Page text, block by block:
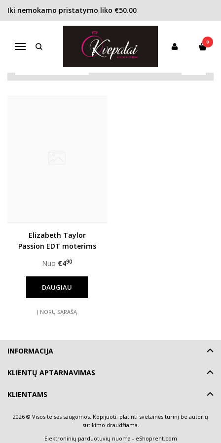
Iki nemokamo pristatymo liko €50.00
Navigacija
0
ELIZABETH TAYLOR
Pirkite pagal gamintoją
Elizabeth Taylor
Passion EDT moterims
Nuo €490
DAUGIAU
Į NORŲ SĄRAŠĄ
INFORMACIJA
KLIENTŲ APTARNAVIMAS
KLIENTAMS
2026 © Visos teisės saugomos. Kopijuoti, platinti svetainės turinį be autorių
sutikimo draudžiama.
Elektroninių parduotuvių nuoma - eShoprent.com